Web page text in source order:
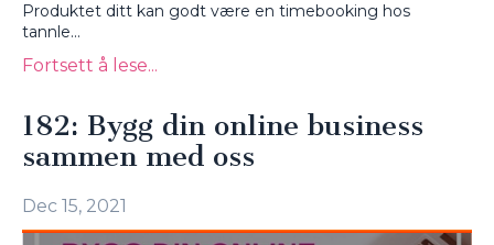
Produktet ditt kan godt være en timebooking hos
tannle...
Fortsett å lese...
182: Bygg din online business
sammen med oss
Dec 15, 2021